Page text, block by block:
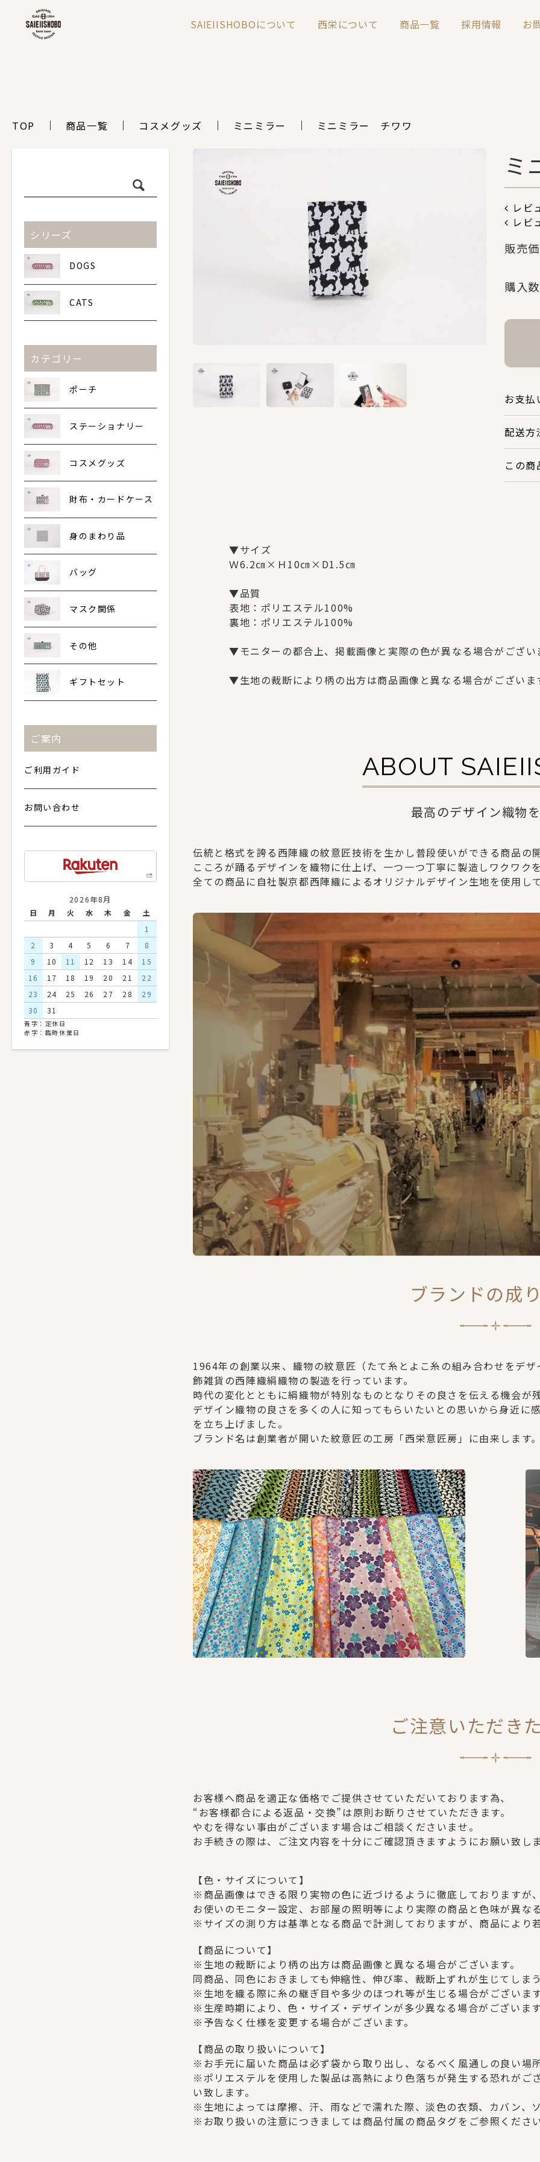
SAIEIISHOBOについて 西栄について 商品一覧 採用情報 お
TOP 商品一覧 コスメグッズ ミニミラー ミニミラー チワワ
シリーズ
DOGS
CATS
カテゴリー
ポーチ
ステーショナリー
コスメグッズ
財布・カードケース
身のまわり品
バッグ
マスク関係
その他
ギフトセット
ご案内
ご利用ガイド
お問い合わせ
2026年8月
日
月 火 水 木 金
土
1
2
3 4 5 6 7
8
9
10 11 12 13 14
15
16
17 18 19 20 21
22
23
24 25 26 27 28
29
30
31
青字：定休日
赤字：臨時休業日
ミ
レビ
レビ
販売
購入数
お支払
配送方
この
▼サイズ
Ｗ6.2㎝×Ｈ10㎝×D1.5㎝
▼品質
表地：ポリエステル100%
裏地：ポリエステル100%
▼モニターの都合上、掲載画像と実際の色が異なる場合がござい
▼生地の裁断により柄の出方は商品画像と異なる場合がございま
ABOUT
最高のデザイン織物
伝統と格式を誇る西陣織の紋意匠技術を生かし普段使いができる商品の
こころが踊るデザインを織物に仕上げ、一つ一つ丁寧に製造しワクワク
全ての商品に自社製京都西陣織によるオリジナルデザイン生地を使用し
ブランドの成
1964年の創業以来、織物の紋意匠（たて糸とよこ糸の組み合わせをデ
飾雑貨の西陣織絹織物の製造を行っています。
時代の変化とともに絹織物が特別なものとなりその良さを伝える機会が
デザイン織物の良さを多くの人に知ってもらいたいとの思いから身近
を立ち上げました。
ブランド名は創業者が開いた紋意匠の工房「西栄意匠房」に由来します
ご注意いただき
お客様へ商品を適正な価格でご提供させていただいております為、
“お客様都合による返品・交換”は原則お断りさせていただきます。
やむを得ない事由がございます場合はご相談くださいませ。
お手続きの際は、ご注文内容を十分にご確認頂きますようにお願い致し
【色・サイズについて】
※商品画像はできる限り実物の色に近づけるように徹底しておりますが
お使いのモニター設定、お部屋の照明等により実際の商品と色味が異な
※サイズの測り方は基準となる商品で計測しておりますが、商品により
【商品について】
※生地の裁断により柄の出方は商品画像と異なる場合がございます。
同商品、同色におきましても伸縮性、伸び率、裁断上ずれが生じてしま
※生地を織る際に糸の継ぎ目や多少のほつれ等が生じる場合がございま
※生産時期により、色・サイズ・デザインが多少異なる場合がございま
※予告なく仕様を変更する場合がございます。
【商品の取り扱いについて】
※お手元に届いた商品は必ず袋から取り出し、なるべく風通しの良い場
※ポリエステルを使用した製品は高熱により色落ちが発生する恐れがご
い致します。
※生地によっては摩擦、汗、雨などで濡れた際、淡色の衣類、カバン、
※お取り扱いの注意につきましては商品付属の商品タグをご参照くださ